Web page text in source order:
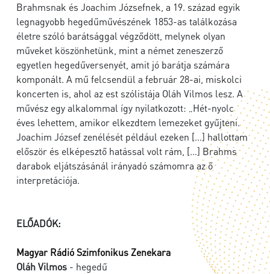
Brahmsnak és Joachim Józsefnek, a 19. század egyik
legnagyobb hegedűművészének 1853-as találkozása
életre szóló barátsággal végződött, melynek olyan
műveket köszönhetünk, mint a német zeneszerző
egyetlen hegedűversenyét, amit jó barátja számára
komponált. A mű felcsendül a február 28-ai, miskolci
koncerten is, ahol az est szólistája Oláh Vilmos lesz. A
művész egy alkalommal így nyilatkozott: „Hét-nyolc
éves lehettem, amikor elkezdtem lemezeket gyűjteni.
Joachim József zenélését például ezeken […] hallottam
először és elképesztő hatással volt rám, […] Brahms
darabok eljátszásánál irányadó számomra az ő
interpretációja.
ELŐADÓK:
Magyar Rádió Szimfonikus Zenekara
Oláh Vilmos - hegedű